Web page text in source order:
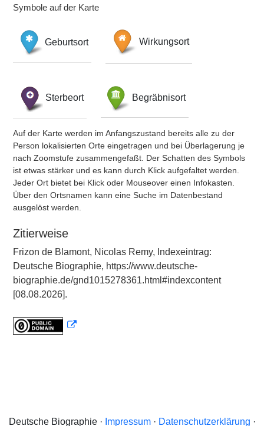
Symbole auf der Karte
Geburtsort Wirkungsort
Sterbeort Begräbnisort
Auf der Karte werden im Anfangszustand bereits alle zu der
Person lokalisierten Orte eingetragen und bei Überlagerung je
nach Zoomstufe zusammengefaßt. Der Schatten des Symbols
ist etwas stärker und es kann durch Klick aufgefaltet werden.
Jeder Ort bietet bei Klick oder Mouseover einen Infokasten.
Über den Ortsnamen kann eine Suche im Datenbestand
ausgelöst werden.
Zitierweise
Frizon de Blamont, Nicolas Remy, Indexeintrag:
Deutsche Biographie, https://www.deutsche-
biographie.de/gnd1015278361.html#indexcontent
[08.08.2026].
Deutsche Biographie · Impressum· Datenschutzerklärung ·